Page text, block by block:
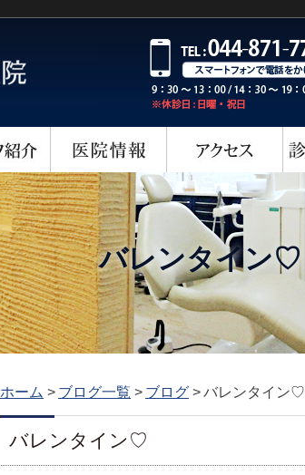
バレンタイン♡
ホーム > ブログ一覧 > ブログ >バレンタイン♡
バレンタイン♡